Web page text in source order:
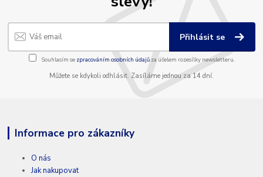
Přihlásit se
Souhlasím se zpracováním osobních údajůza účelem rozesílky newsletteru.
Můžete se kdykoli odhlásit. Zasíláme jednou za 14 dní.
Informace pro zákazníky
O nás
Jak nakupovat